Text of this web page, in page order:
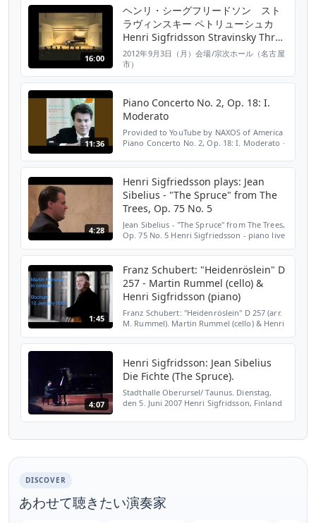
Henri Sigfridsso...
16:00
ヘンリ・シーグフリードソン スト
ラヴィンスキー ペトリューシュカ
Henri Sigfridsson Stravinsky Three
Movements from Petrouchka fro
2012年9月3日（月）会場/宗次ホール（名古屋
市）
11:36
Piano Concerto No. 2, Op. 18: I.
Moderato
Provided to YouTube by NAXOS of America
Piano Concerto No. 2, Op. 18: I. Moderato ·
4:28
Henri Sigfriedsson plays: Jean
Sibelius - "The Spruce" from The
Trees, Op. 75 No. 5
Jean Sibelius - "The Spruce" from The Trees,
Op. 75 No. 5 Henri Sigfriedsson - piano live
Kraków 2018
1:45
Franz Schubert: "Heidenröslein" D
257 - Martin Rummel (cello) &
Henri Sigfridsson (piano)
Franz Schubert: "Heidenröslein" D 257 (arr.
M. Rummel). Martin Rummel (cello) & Henri
4:07
Henri Sigfridsson: Jean Sibelius
Die Fichte (The Spruce).
Stadthalle Oberursel/ Taunus. Dienstag,
den 5. Juni 2007 Henri Sigfridsson, Finland
DISCOVER
あわせて聴きたい演奏家